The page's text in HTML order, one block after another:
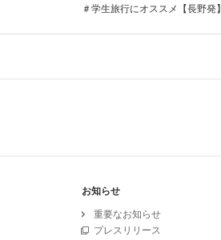
＃学生旅行にオススメ【長野
お知らせ
重要なお知らせ
プレスリリース